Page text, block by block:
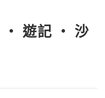
‧ 遊記 ‧ 沙